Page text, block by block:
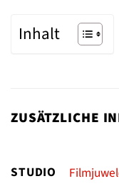
Inhalt
ZUSÄTZLICHE
STUDIO